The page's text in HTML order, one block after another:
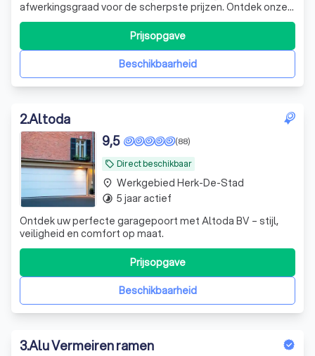
afwerkingsgraad voor de scherpste prijzen. Ontdek onze
kwaliteit en correcte service.
Beschikbaarheid
Prijsopgave
2.Altoda
local_offer Direct beschikbaar
(88)
9,5
Ontdek uw perfecte garagepoort met Altoda BV – stijl,
veiligheid en comfort op maat.
Beschikbaarheid
Prijsopgave
place Werkgebied Herk-De-Stad
timelapse 5 jaar actief
3.Alu Vermeiren ramen